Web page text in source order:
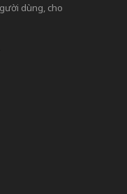
dùng, cho